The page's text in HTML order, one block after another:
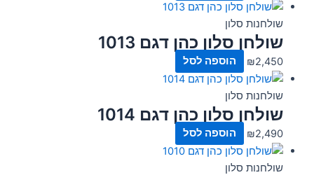
שולחנות סלון
שולחן סלון כהן דגם 1013
₪2,450 הוספה לסל
שולחנות סלון
שולחן סלון כהן דגם 1014
₪2,490 הוספה לסל
שולחנות סלון